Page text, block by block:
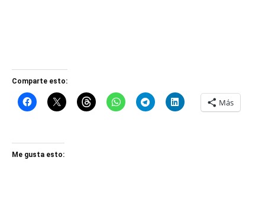
Comparte esto:
Más
Me gusta esto: